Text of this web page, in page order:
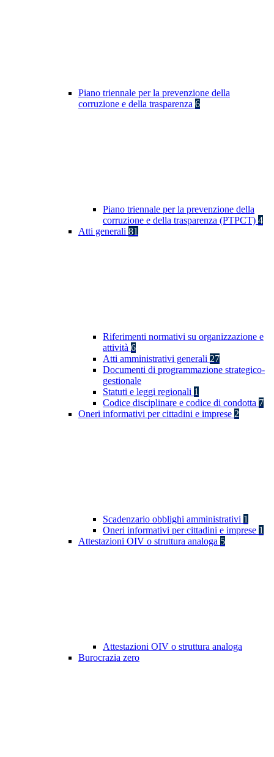
Piano triennale per la prevenzione della
corruzione e della trasparenza 6
Piano triennale per la prevenzione della
corruzione e della trasparenza (PTPCT) 4
Atti generali 81
Riferimenti normativi su organizzazione e
attività 6
Atti amministrativi generali 27
Documenti di programmazione strategico-
gestionale
Statuti e leggi regionali 1
Codice disciplinare e codice di condotta 7
Oneri informativi per cittadini e imprese 2
Scadenzario obblighi amministrativi 1
Oneri informativi per cittadini e imprese 1
Attestazioni OIV o struttura analoga 5
Attestazioni OIV o struttura analoga
Burocrazia zero